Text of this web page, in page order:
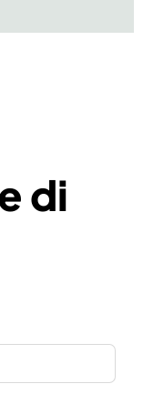
di